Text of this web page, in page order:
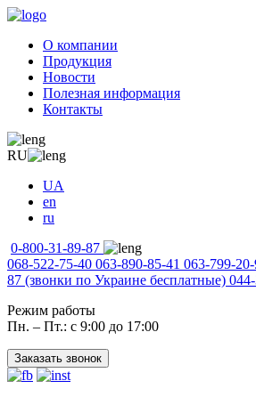
О компании
Продукция
Новости
Полезная информация
Контакты
RU
UA
en
ru
0-800-31-89-87
068-522-75-40 063-890-85-41 063-799-20-
87 (звонки по Украине бесплатные)
Режим работы
Пн. – Пт.: с 9:00 до 17:00
Заказать звонок